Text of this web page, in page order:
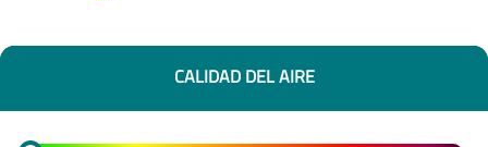
CALIDAD DEL AIRE